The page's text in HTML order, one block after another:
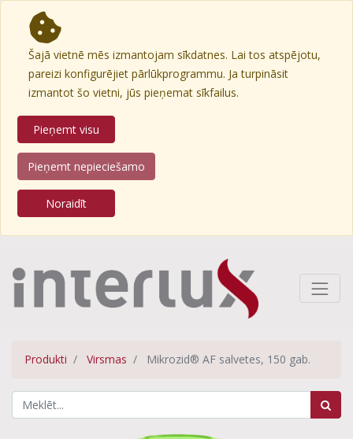
Šajā vietnē mēs izmantojam sīkdatnes. Lai tos atspējotu,
pareizi konfigurējiet pārlūkprogrammu. Ja turpināsit
izmantot šo vietni, jūs pieņemat sīkfailus.
Pieņemt visu
Pieņemt nepieciešamo
Noraidīt
Produkti Virsmas Mikrozid® AF salvetes, 150 gab.